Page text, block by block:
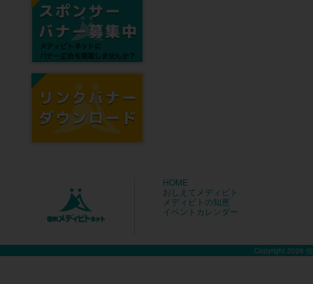
HOME
おしえてメディビト
メディビトの知恵
イベントカレンダー
Copyright 2026